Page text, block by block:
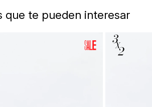
que te pueden interesar